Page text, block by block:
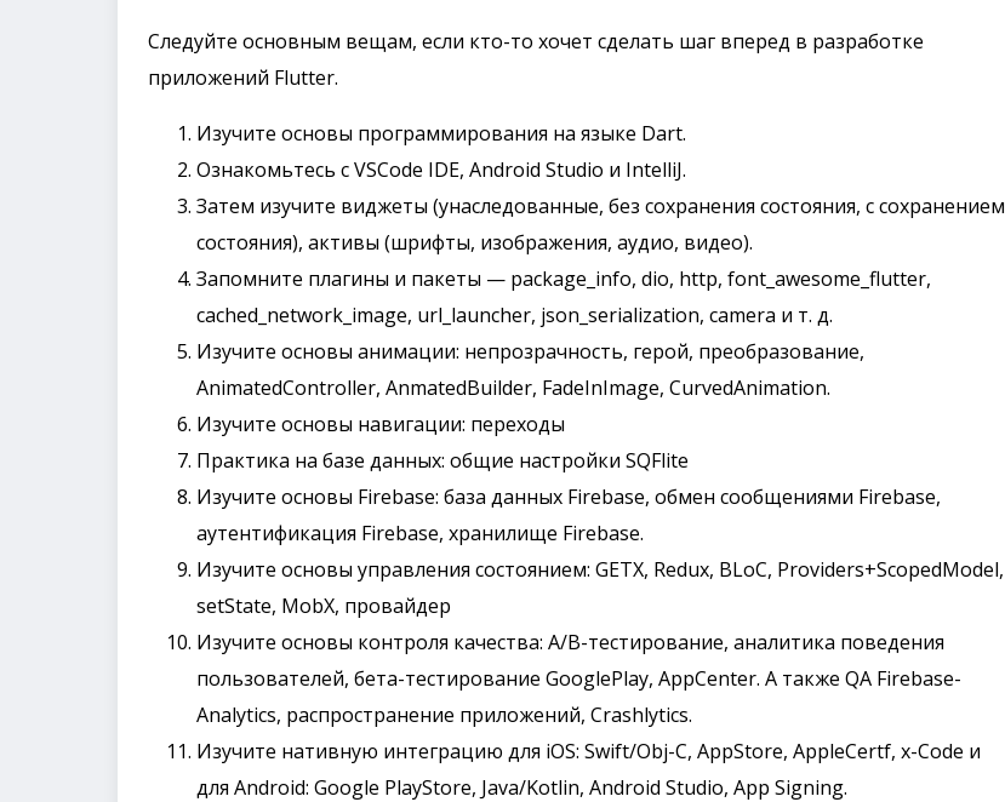
Следуйте основным вещам, если кто-то хочет сделать шаг вперед в разработке
приложений Flutter.
Изучите основы программирования на языке Dart.
Ознакомьтесь с VSCode IDE, Android Studio и IntelliJ.
Затем изучите виджеты (унаследованные, без сохранения состояния, с сохранением
состояния), активы (шрифты, изображения, аудио, видео).
Запомните плагины и пакеты — package_info, dio, http, font_awesome_flutter,
cached_network_image, url_launcher, json_serialization, camera и т. д.
Изучите основы анимации: непрозрачность, герой, преобразование,
AnimatedController, AnmatedBuilder, FadeInImage, CurvedAnimation.
Изучите основы навигации: переходы
Практика на базе данных: общие настройки SQFlite
Изучите основы Firebase: база данных Firebase, обмен сообщениями Firebase,
аутентификация Firebase, хранилище Firebase.
Изучите основы управления состоянием: GETX, Redux, BLoC, Providers+ScopedModel,
setState, MobX, провайдер
Изучите основы контроля качества: A/B-тестирование, аналитика поведения
пользователей, бета-тестирование GooglePlay, AppCenter. А также QA Firebase-
Analytics, распространение приложений, Crashlytics.
Изучите нативную интеграцию для iOS: Swift/Obj-C, AppStore, AppleCertf, x-Code и
для Android: Google PlayStore, Java/Kotlin, Android Studio, App Signing.